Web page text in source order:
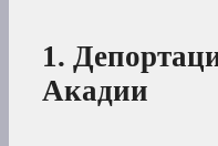
1.
Акадии